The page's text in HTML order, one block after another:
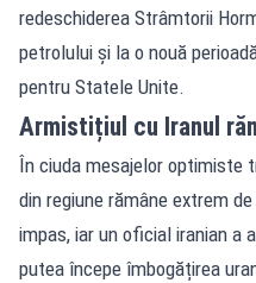
redeschiderea Strâmtorii
petrolului și la o nouă
pentru Statele Unite.
Armistițiul cu Iranul
În ciuda mesajelor optimiste
din regiune rămâne extrem
impas, iar un oficial iranian a
putea începe îmbogățirea